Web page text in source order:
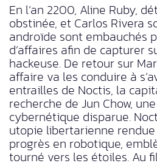
En l’an 2200, Aline Ruby,
obstinée, et Carlos Rivera
androïde sont embauchés
d’affaires afin de capturer
hackeuse. De retour sur
affaire va les conduire à
entrailles de Noctis, la
recherche de Jun Chow,
cybernétique disparue.
utopie libertarienne
progrès en robotique,
tourné vers les étoiles. Au